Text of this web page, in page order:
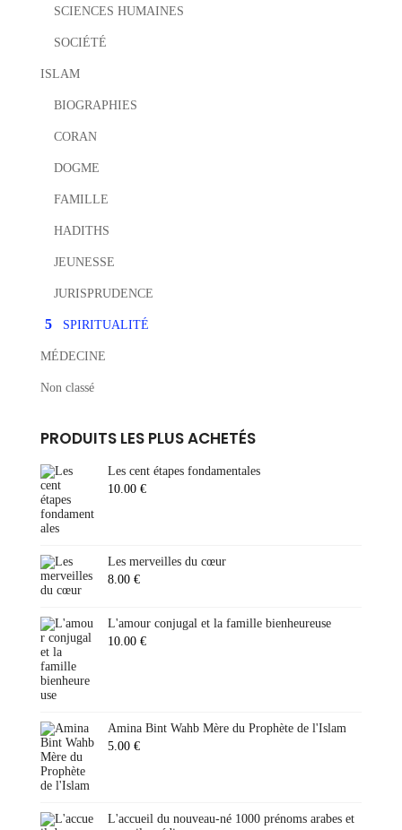
SCIENCES HUMAINES
SOCIÉTÉ
ISLAM
BIOGRAPHIES
CORAN
DOGME
FAMILLE
HADITHS
JEUNESSE
JURISPRUDENCE
SPIRITUALITÉ
MÉDECINE
Non classé
PRODUITS LES PLUS ACHETÉS
Les cent étapes fondamentales
10.00 €
Les merveilles du cœur
8.00 €
L'amour conjugal et la famille bienheureuse
10.00 €
Amina Bint Wahb Mère du Prophète de l'Islam
5.00 €
L'accueil du nouveau-né 1000 prénoms arabes et